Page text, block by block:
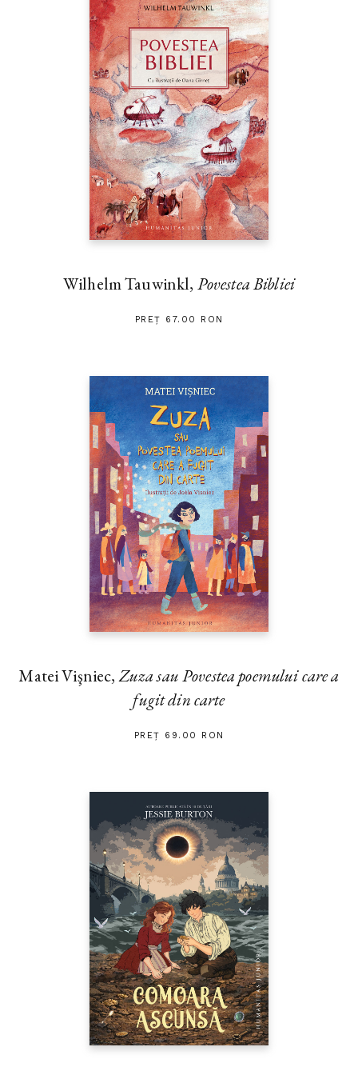
Wilhelm Tauwinkl, Povestea Bibliei
PREȚ 67.00 RON
Matei Vişniec,Zuza sau Povestea poemului care a
fugit din carte
PREȚ 69.00 RON